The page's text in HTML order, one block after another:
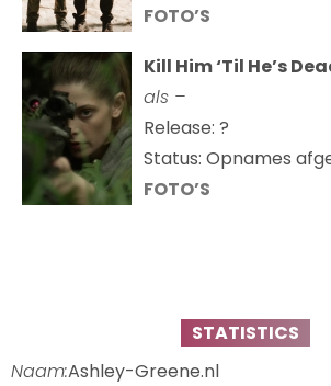
FOTO’S
Kill Him ‘Til He’s
als –
Release: ?
Status: Opnames
FOTO’S
STATISTICS
Naam:Ashley-Greene.nl